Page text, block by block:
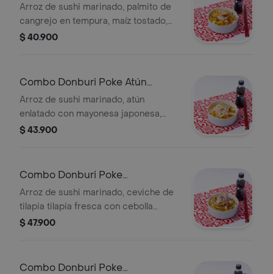
Arroz de sushi marinado, palmito de
cangrejo en tempura, maíz tostado,
aguacate, plátano maduro, mango,
$ 40.900
Combo Donburi Poke Atún
Tropical
Arroz de sushi marinado, atún
enlatado con mayonesa japonesa,
cebollín, plátano maduro, aguacate,
$ 43.900
Combo Donburi Poke
Acevichado Peruano
Arroz de sushi marinado, ceviche de
tilapia tilapia fresca con cebolla
morada, limón, cilantro, ajino moto,
acevichada, zanahoria, cebollín,
$ 47.900
Combo Donburi Poke